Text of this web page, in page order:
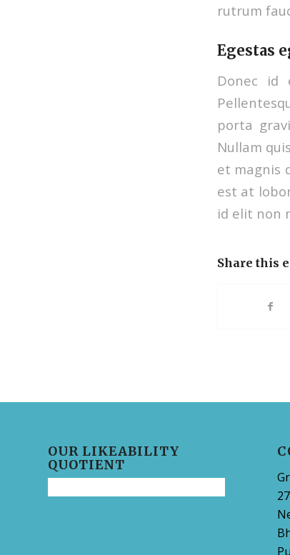
rutrum
Egestas
Donec id
porta
Nullam
et magnis
est at
id elit non
Share this
OUR LIKEABILITY
QUOTIENT